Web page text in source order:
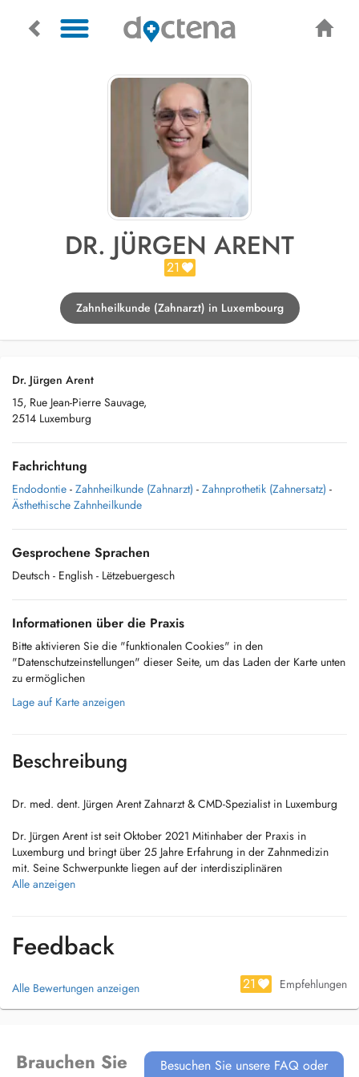
DR. JÜRGEN ARENT
21
Zahnheilkunde (Zahnarzt) in Luxembourg
Dr. Jürgen Arent
15, Rue Jean-Pierre Sauvage,
2514 Luxemburg
Fachrichtung
Endodontie - Zahnheilkunde (Zahnarzt) - Zahnprothetik (Zahnersatz) -
Ästhethische Zahnheilkunde
Gesprochene Sprachen
Deutsch - English - Lëtzebuergesch
Informationen über die Praxis
Bitte aktivieren Sie die "funktionalen Cookies" in den
"Datenschutzeinstellungen" dieser Seite, um das Laden der Karte unten
zu ermöglichen
Lage auf Karte anzeigen
Beschreibung
Dr. med. dent. Jürgen Arent Zahnarzt & CMD-Spezialist in Luxemburg
Dr. Jürgen Arent ist seit Oktober 2021 Mitinhaber der Praxis in
Luxemburg und bringt über 25 Jahre Erfahrung in der Zahnmedizin
mit. Seine Schwerpunkte liegen auf der interdisziplinären
Zahnheilkunde und insbesondere auf der Behandlung von
Er bietet umfassende zahnärztliche Leistungen an, darunter
ästhetische Zahnheilkunde für ein gesundes und schönes Lächeln.
Auch Zahnreinigung, Füllungen und eine persönliche Beratung beim
Ersttermin gehören selbstverständlich zum Angebot.
Zähne, Kiefer und Muskulatur stets im Zusammenhang mit dem
Alle anzeigen
Feedback
Alle Bewertungen anzeigen 21 Empfehlungen
Brauchen Sie
Besuchen Sie unsere FAQ oder